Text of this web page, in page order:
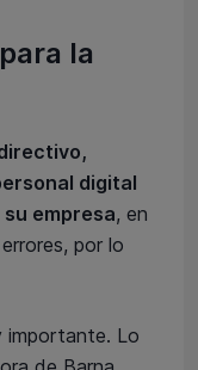
la
digital
empresa, en
por lo
importante. Lo